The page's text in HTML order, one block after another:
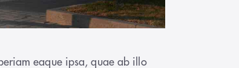
eaque ipsa, quae ab illo